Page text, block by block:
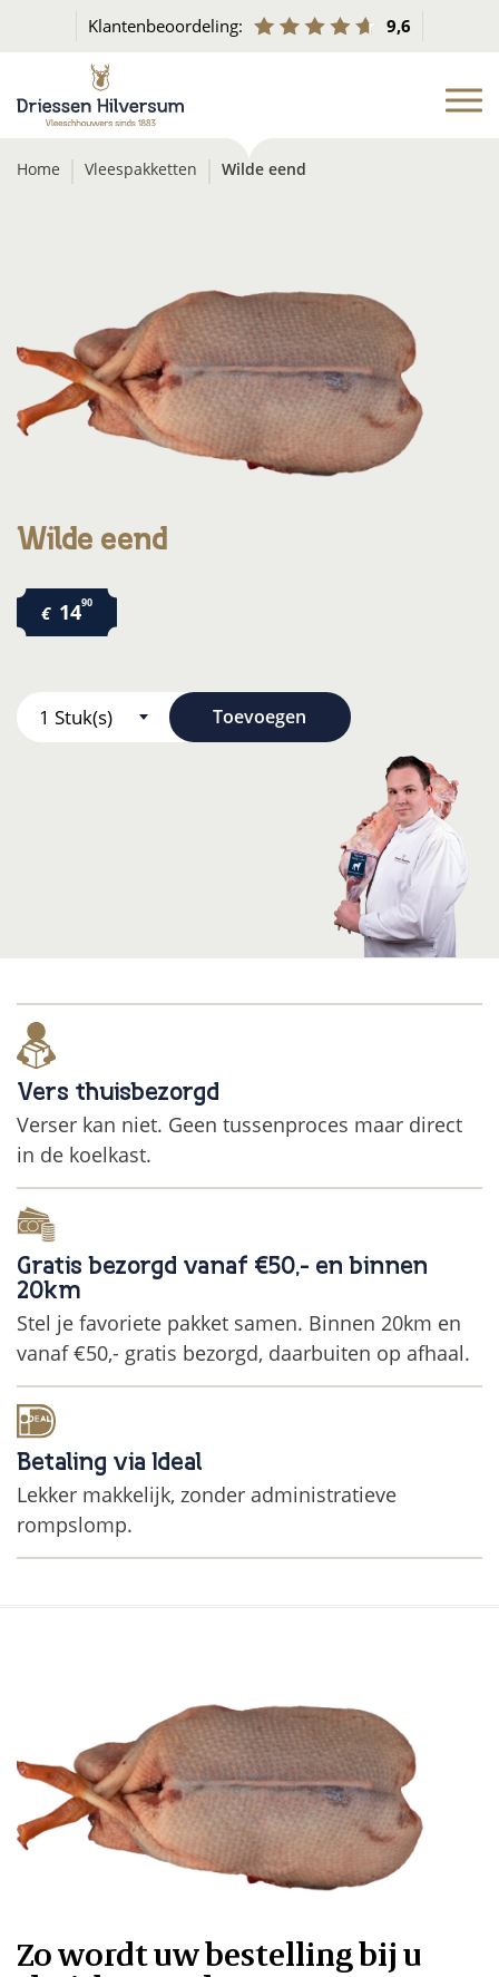
Klantenbeoordeling: 9,6
Home Vleespakketten Wilde eend
Wilde eend
€ 1490
Toevoegen
Vers thuisbezorgd
Verser kan niet. Geen tussenproces maar direct
in de koelkast.
Gratis bezorgd vanaf €50,- en binnen
20km
Stel je favoriete pakket samen. Binnen 20km en
vanaf €50,- gratis bezorgd, daarbuiten op afhaal.
Betaling via Ideal
Lekker makkelijk, zonder administratieve
rompslomp.
Zo wordt uw bestelling bij u